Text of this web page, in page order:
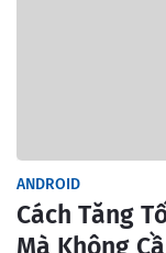
ANDROID
Cách Tăng
Mà Không